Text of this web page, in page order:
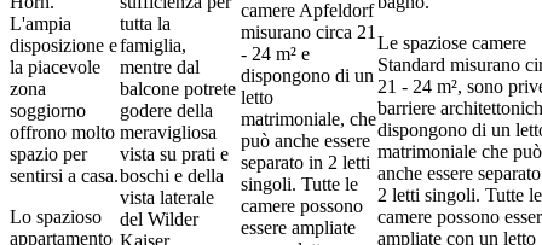
L'ampia
disposizione e
la piacevole
zona
soggiorno
offrono molto
spazio per
sentirsi a casa.
Lo spazioso
appartamento
tutta la
famiglia,
mentre dal
balcone potrete
godere della
meravigliosa
vista su prati e
boschi e della
vista laterale
del Wilder
camere Apfeldorf
misurano circa 21
- 24 m² e
dispongono di un
letto
matrimoniale, che
può anche essere
separato in 2 letti
singoli. Tutte le
camere possono
essere ampliate
Le spaziose camere
Standard misurano
21 - 24 m², sono
barriere
dispongono di un
matrimoniale che può
anche essere
2 letti singoli. Tutte le
camere possono
ampliate con un letto